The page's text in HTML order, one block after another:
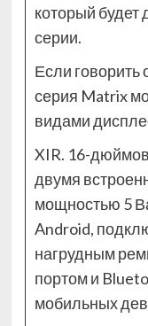
который будет
серии.
Если говорить
серия Matrix
видами
XIR. 16-
двумя
мощностью 5
Android,
нагрудным
портом и
мобильных